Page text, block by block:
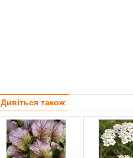
Дивіться також